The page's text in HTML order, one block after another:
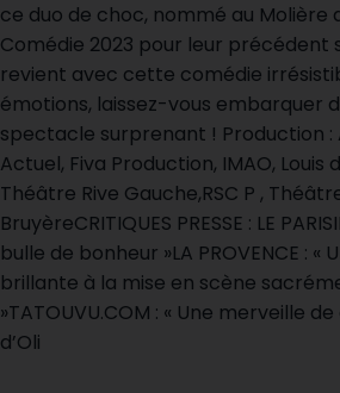
ce duo de choc, nommé au Molière
Comédie 2023 pour leur précédent
revient avec cette comédie
émotions, laissez-vous embarquer
spectacle surprenant ! Production
Actuel, Fiva Production, IMAO, Louis
Théâtre Rive Gauche,RSC P ,
BruyèreCRITIQUES PRESSE : LE
bulle de bonheur »LA PROVENCE : «
brillante à la mise en scène
»TATOUVU.COM : « Une merveille
d’Oli